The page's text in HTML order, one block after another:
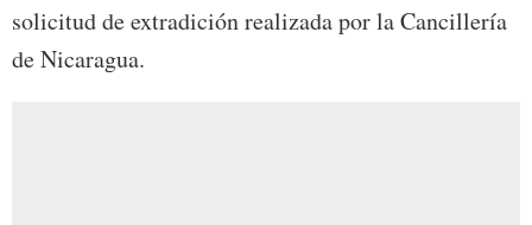
solicitud de extradición realizada por la Cancillería
de Nicaragua.